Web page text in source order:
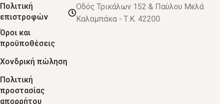
Πολιτική
επιστροφών
Όροι και
προϋποθέσεις
Χονδρική πώληση
Πολιτική
προστασίας
απορρήτου
Οδός Τρικάλων 152 & Παύλου Μελά
Καλαμπάκα - Τ.Κ. 42200